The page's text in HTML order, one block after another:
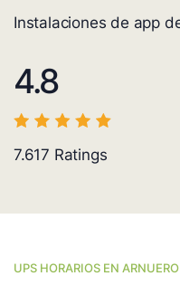
Instalaciones de app
4.8
7.617 Ratings
UPS HORARIOS EN ARNUERO